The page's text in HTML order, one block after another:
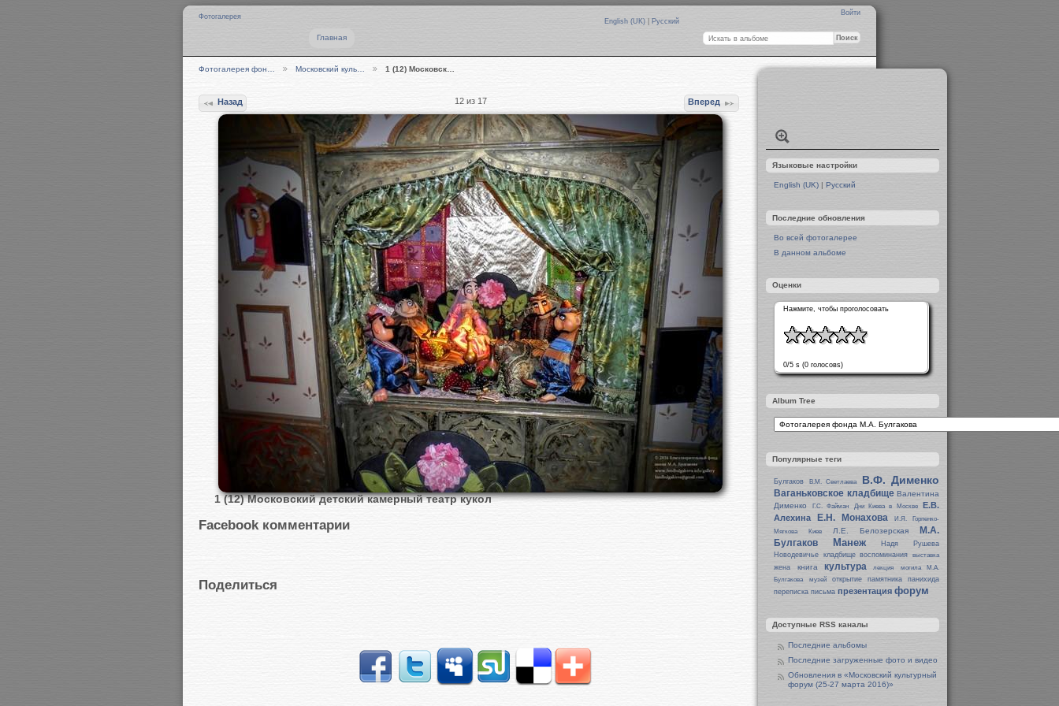
Фотогалерея
Войти
English (UK)
Русский
Главная
Фотогалерея фон… Московский куль… 1 (12) Московск…
Назад 12 из 17 Вперед
1 (12) Московский детский камерный театр кукол
Facebook комментарии
Поделиться
Языковые настройки
English (UK) Русский
Последние обновления
Во всей фотогалерее
В данном альбоме
Оценки
Нажмите, чтобы проголосовать
0/5 s (0 голосовs)
Album Tree
Популярные теги
Булгаков В.М. Светлаева В.Ф. Дименко
Ваганьковское кладбище Валентина
Дименко
Г.С. Файман Дни Киева в Москве
Е.В.
Алехина
Е.Н. Монахова
И.Я. Горпенко-
Мягкова
Киев Л.Е. Белозерская
М.А.
Булгаков
Манеж
Надя Рушева
Новодевичье кладбище воспоминания выставка
жена книга культура лекция
могила М.А.
Булгакова
музей открытие памятника
панихида
переписка письма презентация форум
Доступные RSS каналы
Последние альбомы
Последние загруженные фото и видео
Обновления в «Московский культурный
форум (25-27 марта 2016)»